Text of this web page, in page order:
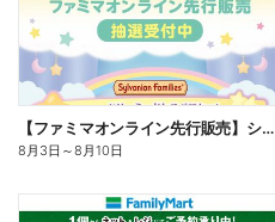
【ファミマオンライン先行販売】シルバニアファミリー
8月3日 ～8月10日